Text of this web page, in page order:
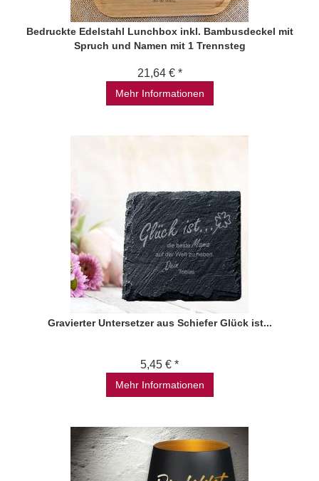
Bedruckte Edelstahl Lunchbox inkl. Bambusdeckel mit
Spruch und Namen mit 1 Trennsteg
21,64 € *
Mehr Informationen
Gravierter Untersetzer aus Schiefer Glück ist...
5,45 € *
Mehr Informationen